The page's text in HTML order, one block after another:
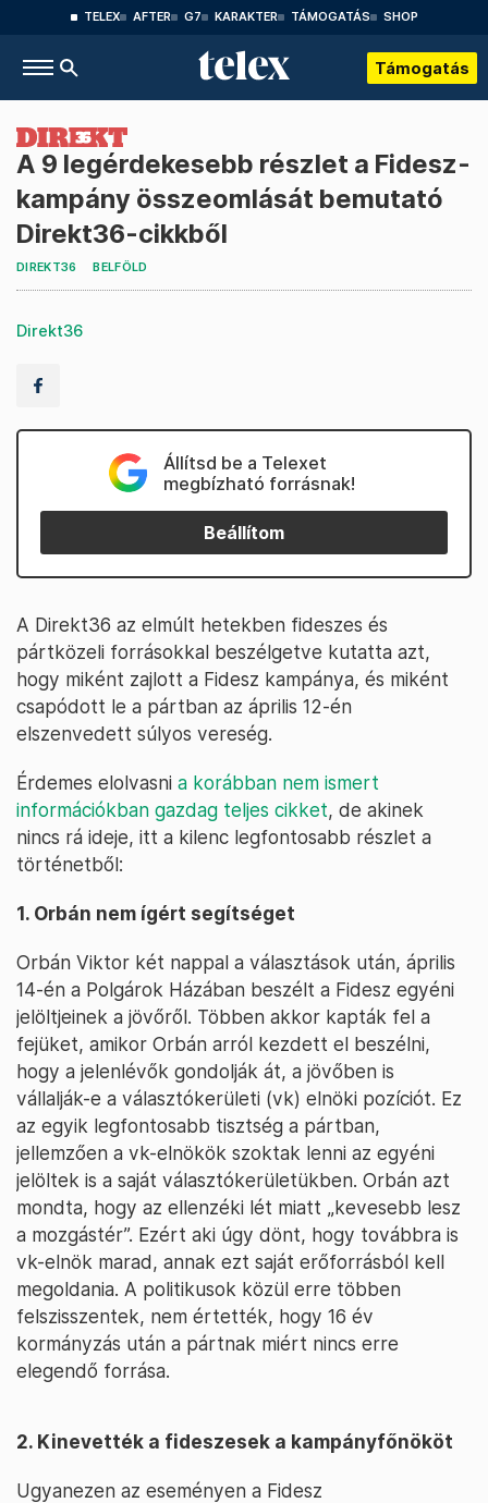
TELEX AFTER G7 KARAKTER TÁMOGATÁS SHOP
Támogatás
A 9 legérdekesebb részlet a Fidesz-
kampány összeomlását bemutató
Direkt36-cikkből
DIREKT36 BELFÖLD
Direkt36
Állítsd be a Telexet
megbízható forrásnak!
Beállítom
A Direkt36 az elmúlt hetekben fideszes és
pártközeli forrásokkal beszélgetve kutatta azt,
hogy miként zajlott a Fidesz kampánya, és miként
csapódott le a pártban az április 12-én
elszenvedett súlyos vereség.
Érdemes elolvasni a korábban nem ismert
információkban gazdag teljes cikket, de akinek
nincs rá ideje, itt a kilenc legfontosabb részlet a
történetből:
1. Orbán nem ígért segítséget
Orbán Viktor két nappal a választások után, április
14-én a Polgárok Házában beszélt a Fidesz egyéni
jelöltjeinek a jövőről. Többen akkor kapták fel a
fejüket, amikor Orbán arról kezdett el beszélni,
hogy a jelenlévők gondolják át, a jövőben is
vállalják-e a választókerületi (vk) elnöki pozíciót. Ez
az egyik legfontosabb tisztség a pártban,
jellemzően a vk-elnökök szoktak lenni az egyéni
jelöltek is a saját választókerületükben. Orbán azt
mondta, hogy az ellenzéki lét miatt „kevesebb lesz
a mozgástér”. Ezért aki úgy dönt, hogy továbbra is
vk-elnök marad, annak ezt saját erőforrásból kell
megoldania. A politikusok közül erre többen
felszisszentek, nem értették, hogy 16 év
kormányzás után a pártnak miért nincs erre
elegendő forrása.
2. Kinevették a fideszesek a kampányfőnököt
Ugyanezen az eseményen a Fidesz